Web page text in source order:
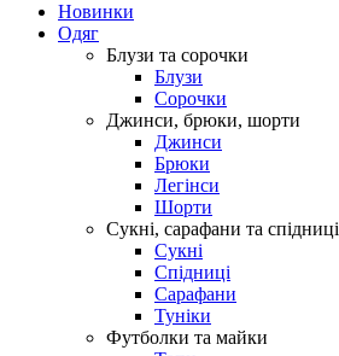
Новинки
Одяг
Блузи та сорочки
Блузи
Сорочки
Джинси, брюки, шорти
Джинси
Брюки
Легінси
Шорти
Сукні, сарафани та спідниці
Сукні
Спідниці
Сарафани
Туніки
Футболки та майки